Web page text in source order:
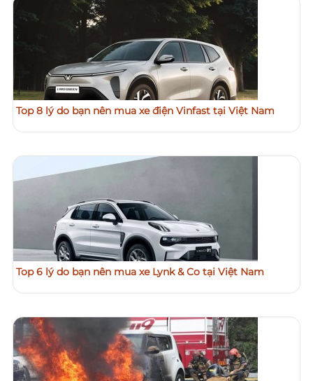
Top 8 lý do bạn nên mua xe điện Vinfast tại Việt Nam
Top 6 lý do bạn nên mua xe Lynk & Co tại Việt Nam